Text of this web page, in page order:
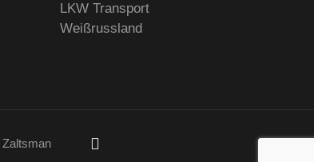
LKW Transport
Weißrussland
Zaltsman